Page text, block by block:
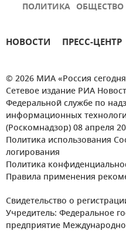
ПОЛИТИКА ОБЩЕСТВО
НОВОСТИ ПРЕСС-ЦЕНТР
© 2026 МИА «Россия
Сетевое издание РИА
Федеральной службе по
информационных
(Роскомнадзор) 08 апреля
Политика использования
логирования
Политика
Правила применения
Свидетельство о
Учредитель: Федеральное
предприятие